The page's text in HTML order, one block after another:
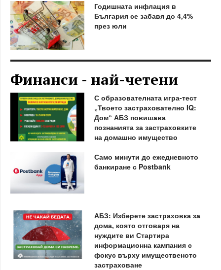
Годишната инфлация в
България се забавя до 4,4%
през юли
Финанси - най-четени
С образователната игра-тест
„Твоето застрахователно IQ:
Дом“ АБЗ повишава
познанията за застраховките
на домашно имущество
Само минути до ежедневното
банкиране с Postbank
АБЗ: Изберете застраховка за
дома, която отговаря на
нуждите ви Стартира
информационна кампания с
фокус върху имущественото
застраховане